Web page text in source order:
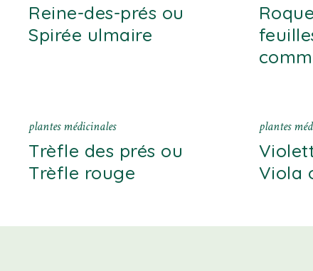
Reine-des-prés ou
Spirée ulmaire
plantes médicinales
Trèfle des prés ou
Trèfle rouge
plantes
Viola